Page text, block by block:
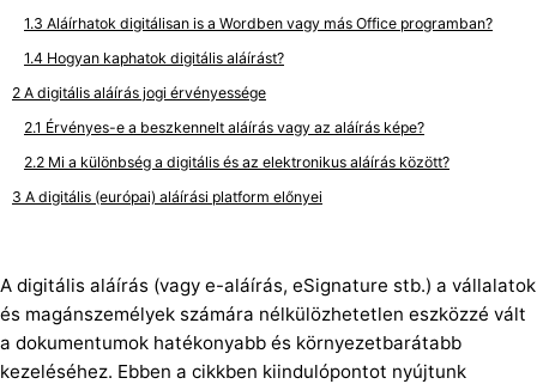
Aláírhatok digitálisan is a Wordben vagy más Office programban?
Hogyan kaphatok digitális aláírást?
A digitális aláírás jogi érvényessége
Érvényes-e a beszkennelt aláírás vagy az aláírás képe?
Mi a különbség a digitális és az elektronikus aláírás között?
A digitális (európai) aláírási platform előnyei
A digitális aláírás (vagy e-aláírás, eSignature stb.) a vállalatok
és magánszemélyek számára nélkülözhetetlen eszközzé vált
a dokumentumok hatékonyabb és környezetbarátabb
kezeléséhez. Ebben a cikkben kiindulópontot nyújtunk